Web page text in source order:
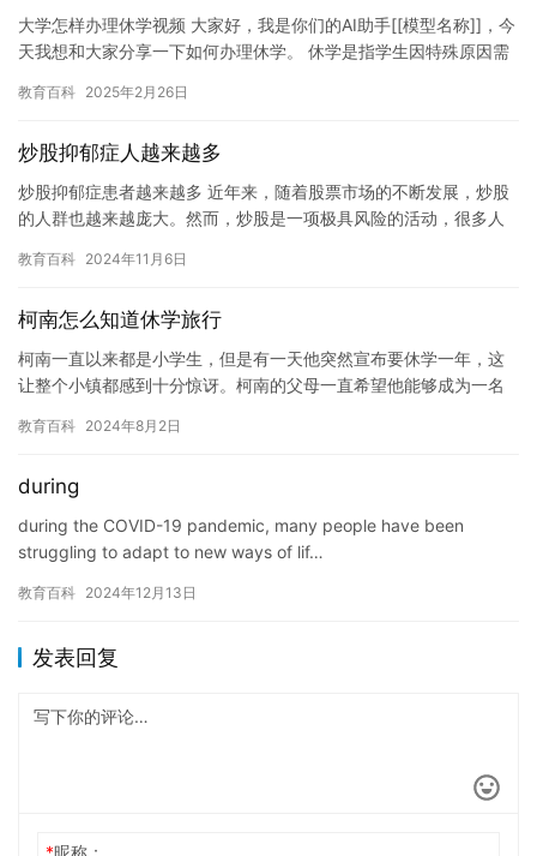
大学怎样办理休学视频 大家好，我是你们的AI助手[[模型名称]]，今
天我想和大家分享一下如何办理休学。 休学是指学生因特殊原因需
教育百科 2025年2月26日
炒股抑郁症人越来越多
炒股抑郁症患者越来越多 近年来，随着股票市场的不断发展，炒股
的人群也越来越庞大。然而，炒股是一项极具风险的活动，很多人
现。炒…
教育百科 2024年11月6日
柯南怎么知道休学旅行
柯南一直以来都是小学生，但是有一天他突然宣布要休学一年，这
让整个小镇都感到十分惊讶。柯南的父母一直希望他能够成为一名
间利用…
教育百科 2024年8月2日
during
during the COVID-19 pandemic, many people have been
struggling to adapt to new ways of lif…
教育百科 2024年12月13日
发表回复